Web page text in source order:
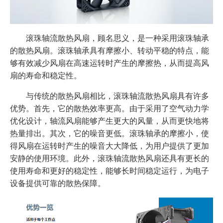
滚珠轴流散热风扇，顾名思义，是一种采用滚珠轴承
的散热风扇。滚珠轴承具有摩擦小、转动平稳的特点，能
够有效减少风扇在高速运转时产生的摩擦热，从而提高风
扇的寿命和稳定性。
与传统的散热风扇相比，滚珠轴流散热风扇具有许多
优势。首先，它的散热效率更高。由于采用了空气动力学
优化设计，轴流风扇能够产生更大的风量，从而更快地将
热量排出。其次，它的噪音更低。滚珠轴承的摩擦小，使
得风扇在运转时产生的噪音大大降低，为用户提供了更加
安静的使用环境。此外，滚珠轴流散热风扇还具有更长的
使用寿命和更好的稳定性，能够长时间稳定运行，为电子
设备提供可靠的散热保障。